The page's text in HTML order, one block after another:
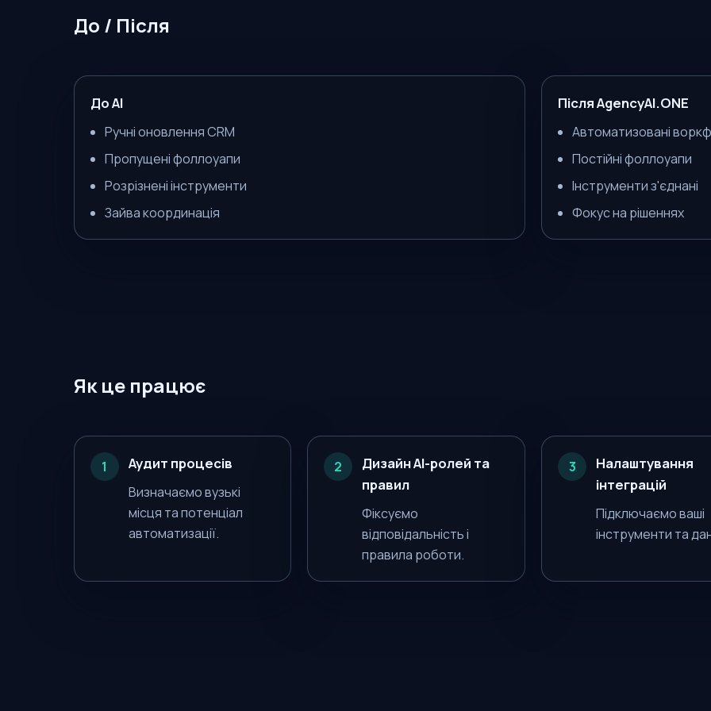
До / Після
До AI
Ручні оновлення CRM
Пропущені фоллоуапи
Розрізнені інструменти
Зайва координація
Після AgencyAI.ONE
Автоматизовані
Постійні фоллоуапи
Інструменти з'єднані
Фокус на рішеннях
Як це працює
1 Аудит процесів
Визначаємо вузькі
місця та потенціал
автоматизації.
2
Дизайн AI-ролей та
правил
Фіксуємо
відповідальність і
правила роботи.
3
Налаштування
інтеграцій
Підключаємо ваші
інструменти та